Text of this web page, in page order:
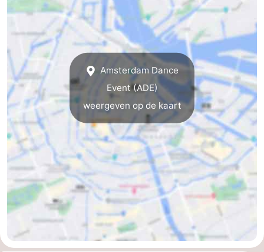
Amsterdam Dance
Event (ADE)
weergeven op de kaart